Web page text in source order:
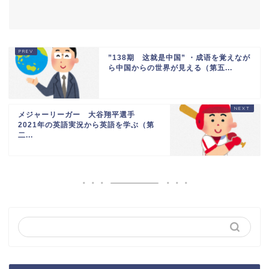
”138期 这就是中国” ・成语を覚えなが
ら中国からの世界が見える（第五...
メジャーリーガー 大谷翔平選手
2021年の英語実況から英語を学ぶ（第
二...